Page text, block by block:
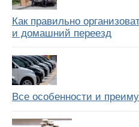
Как правильно
и домашний переезд
Все особенности и